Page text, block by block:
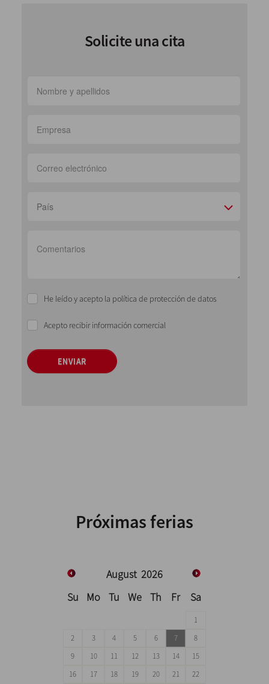
Solicite una cita
País
He leído y acepto la política de protección de datos
Acepto recibir información comercial
ENVIAR
Próximas ferias
August 2026
Su
Mo Tu We Th Fr Sa
1
2
3 4 5 6 7
8
9
10 11 12 13 14
15
16
17 18 19 20 21
22